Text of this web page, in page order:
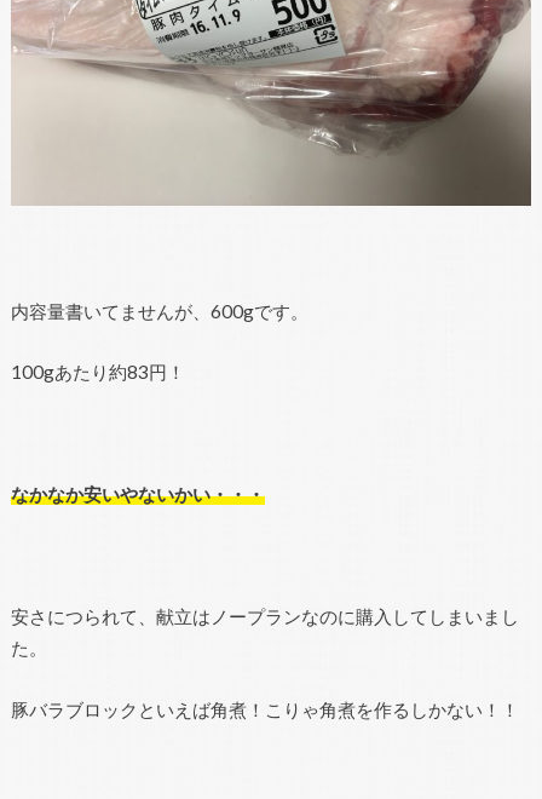
内容量書いてませんが、600gです。
100gあたり約83円！
なかなか安いやないかい・・・
安さにつられて、献立はノープランなのに購入してしまいまし
た。
豚バラブロックといえば角煮！こりゃ角煮を作るしかない！！